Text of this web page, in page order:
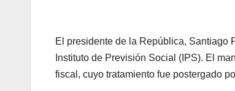
El presidente de la República, Santiago
Instituto de Previsión Social (IPS). El
fiscal, cuyo tratamiento fue postergado